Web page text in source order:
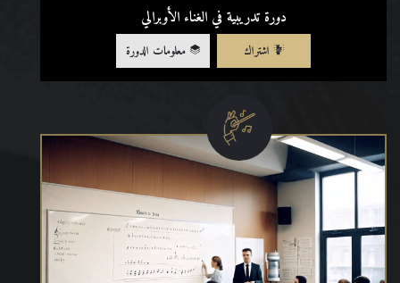
دورة تدريبية في الغناء الأوبرالي
اشتراك معلومات الدورة